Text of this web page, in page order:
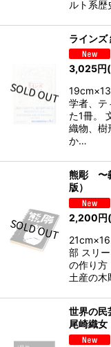
ルト系
ラインズ
3,025円
学者、テ
た1冊。
織物、樹
か…
熊彫 〜
版）
2,200円
部 スリ
の作り
土産の
世界の民
尾崎織女